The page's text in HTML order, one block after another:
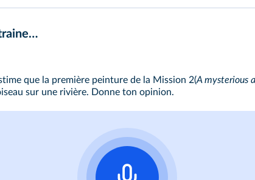
que la première peinture de la Mission 2(A mysterious
sur une rivière. Donne ton opinion.